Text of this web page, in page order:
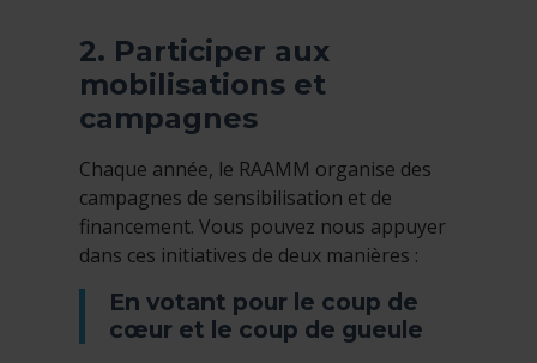
2. Participer aux
mobilisations et
campagnes
Chaque année, le RAAMM organise des
campagnes de sensibilisation et de
financement. Vous pouvez nous appuyer
dans ces initiatives de deux manières :
En votant pour le coup de
cœur et le coup de gueule